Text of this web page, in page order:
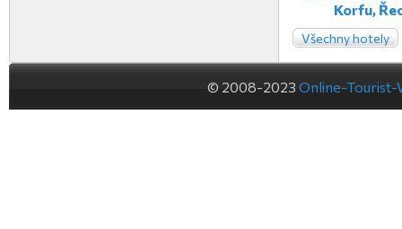
Korfu,
Všechny hotely
© 2008-2023 Online-